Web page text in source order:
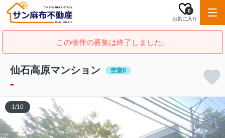
お気に入り
0
この物件の募集は終了しました。
仙石高原マンション 空室0
-
1/10